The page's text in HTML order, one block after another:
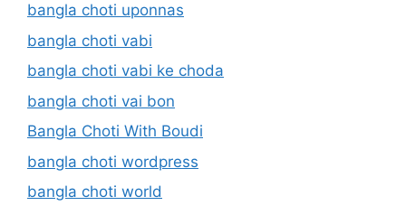
bangla choti uponnas
bangla choti vabi
bangla choti vabi ke choda
bangla choti vai bon
Bangla Choti With Boudi
bangla choti wordpress
bangla choti world